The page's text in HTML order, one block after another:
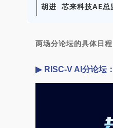
胡进 芯来科技AE总
两场分论坛的具体日
▶ RISC-V AI分论坛：